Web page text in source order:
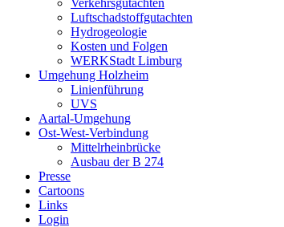
Luftschadstoffgutachten
Hydrogeologie
Kosten und Folgen
WERKStadt Limburg
Umgehung Holzheim
Linienführung
UVS
Aartal-Umgehung
Ost-West-Verbindung
Mittelrheinbrücke
Ausbau der B 274
Presse
Cartoons
Links
Login